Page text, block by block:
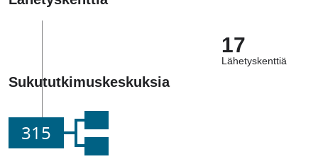
17
Lähetyskenttiä
Sukututkimuskeskuksia
315